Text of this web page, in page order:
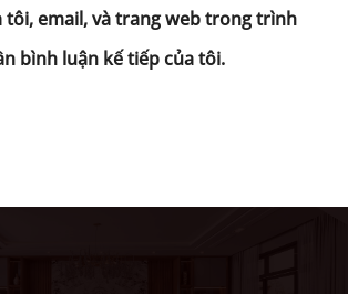
tôi, email, và trang web trong trình
bình luận kế tiếp của tôi.